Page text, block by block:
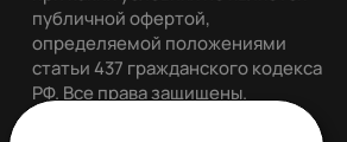
публичной офертой,
определяемой положениями
статьи 437 гражданского кодекса
РФ. Все права защищены.